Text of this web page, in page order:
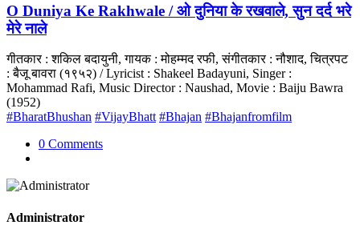
O Duniya Ke Rakhwale / ओ दुनिया के रखवाले, सुन दर्द भरे
मेरे नाले
गीतकार : शकिल बदायुनी, गायक : मोहम्मद रफी, संगीतकार : नौशाद, चित्रपट
: बैजू बावरा (१९५२) / Lyricist : Shakeel Badayuni, Singer :
Mohammad Rafi, Music Director : Naushad, Movie : Baiju Bawra
(1952)
#BharatBhushan #VijayBhatt #Bhajan #Bhajanfromfilm
0 Comments
Administrator